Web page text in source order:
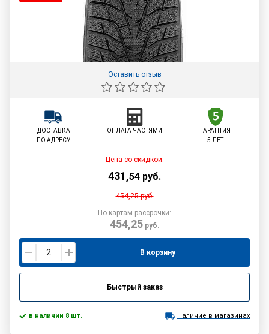
Оставить отзыв
ДОСТАВКА
ПО АДРЕСУ
ОПЛАТА ЧАСТЯМИ
ГАРАНТИЯ
5 ЛЕТ
Цена со скидкой:
431,54 руб.
454,25руб.
По картам рассрочки:
454,25руб.
В корзину
Быстрый заказ
в наличии 8 шт. Наличие в магазинах